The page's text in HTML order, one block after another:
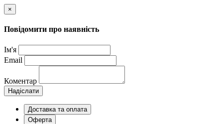
×
Повідомити про наявність
Ім'я
Email
Коментар
Надіслати
Доставка та оплата
Оферта